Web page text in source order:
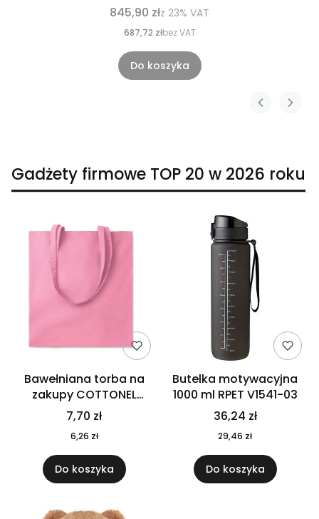
845,90 złz 23% VAT
687,72 złbez VAT
Do koszyka
Gadżety firmowe TOP 20 w 2026 roku
Bawełniana torba na
zakupy COTTONEL
COLOUR++ MO9846-11
7,70 zł
6,26 zł
Do koszyka
Butelka motywacyjna
1000 ml RPET V1541-03
36,24 zł
29,46 zł
Do koszyka